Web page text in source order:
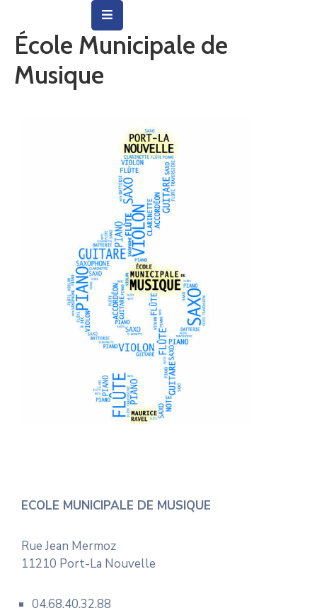
Vie
Municipale
École Municipale de
Musique
ECOLE MUNICIPALE DE MUSIQUE
Rue Jean Mermoz
11210 Port-La Nouvelle
04.68.40.32.88